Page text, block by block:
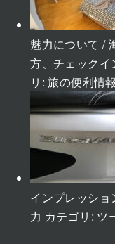
魅力について /
方、チェック
リ:旅の便利情報
インプレッシ
力 カテゴリ: ツ